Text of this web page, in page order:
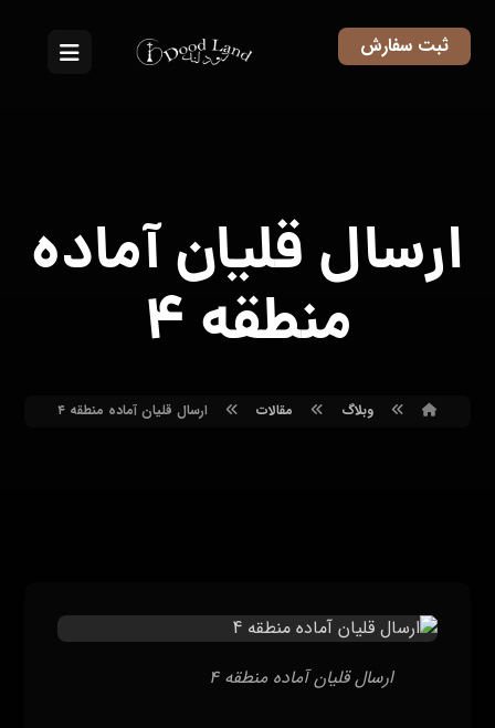
ثبت سفارش
ارسال قلیان آماده
منطقه ۴
وبلاگ مقالات ارسال قلیان آماده منطقه ۴
ارسال قلیان آماده منطقه ۴